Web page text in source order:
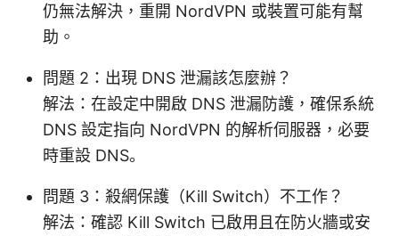
仍無法解決，重開 NordVPN 或裝置可能有幫
助。
問題 2：出現 DNS 泄漏該怎麼辦？
解法：在設定中開啟 DNS 泄漏防護，確保系統
DNS 設定指向 NordVPN 的解析伺服器，必要
時重設 DNS。
問題 3：殺網保護（Kill Switch）不工作？
解法：確認 Kill Switch 已啟用且在防火牆或安